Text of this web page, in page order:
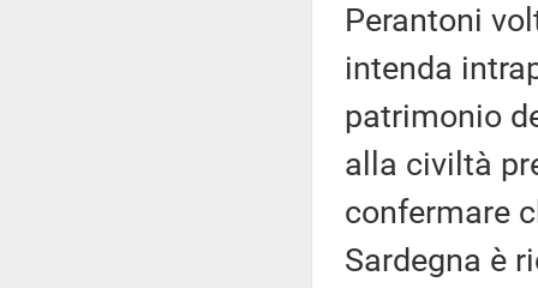
Perantoni
intenda
patrimonio
alla civiltà
confermare
Sardegna è